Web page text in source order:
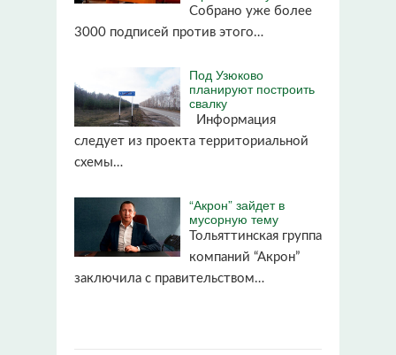
Собрано уже более
3000 подписей против этого…
Под Узюково
планируют построить
свалку
Информация
следует из проекта территориальной
схемы…
“Акрон” зайдет в
мусорную тему
Тольяттинская группа
компаний “Акрон”
заключила с правительством…